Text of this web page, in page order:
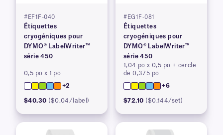
#EF1F-040
Étiquettes
cryogéniques pour
DYMO® LabelWriter™
série 450
0,5 po x 1 po
+2
$40.30 ($0.04/label)
#EG1F-081
Étiquettes
cryogéniques pour
DYMO® LabelWriter™
série 450
1,04 po x 0,5 po + cercle
de 0,375 po
+6
$72.10 ($0.144/set)